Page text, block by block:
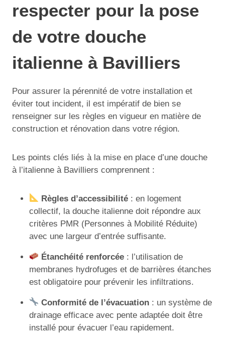
respecter pour la pose
de votre douche
italienne à Bavilliers
Pour assurer la pérennité de votre installation et
éviter tout incident, il est impératif de bien se
renseigner sur les règles en vigueur en matière de
construction et rénovation dans votre région.
Les points clés liés à la mise en place d’une douche
à l’italienne à Bavilliers comprennent :
Règles d’accessibilité : en logement
collectif, la douche italienne doit répondre aux
critères PMR (Personnes à Mobilité Réduite)
avec une largeur d’entrée suffisante.
Étanchéité renforcée : l’utilisation de
membranes hydrofuges et de barrières étanches
est obligatoire pour prévenir les infiltrations.
Conformité de l’évacuation : un système de
drainage efficace avec pente adaptée doit être
installé pour évacuer l’eau rapidement.